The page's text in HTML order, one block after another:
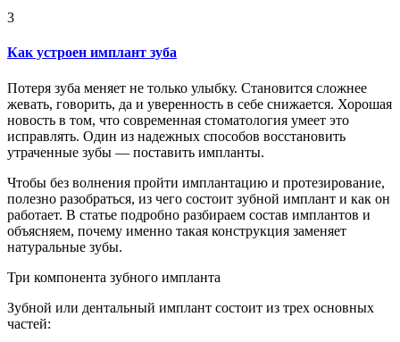
3
Как устроен имплант зуба
Потеря зуба меняет не только улыбку. Становится сложнее
жевать, говорить, да и уверенность в себе снижается. Хорошая
новость в том, что современная стоматология умеет это
исправлять. Один из надежных способов восстановить
утраченные зубы — поставить импланты.
Чтобы без волнения пройти имплантацию и протезирование,
полезно разобраться, из чего состоит зубной имплант и как он
работает. В статье подробно разбираем состав имплантов и
объясняем, почему именно такая конструкция заменяет
натуральные зубы.
Три компонента зубного импланта
Зубной или дентальный имплант состоит из трех основных
частей: